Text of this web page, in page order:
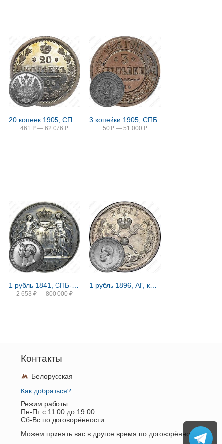
461 ₽ — 62 076 ₽
3 копейки 1905, СПБ
50 ₽ — 51 000 ₽
2 653 ₽ — 800 000 ₽
Контакты
Белорусская
Как добраться?
Режим работы:
Пн-Пт c 11.00 до 19.00
Сб-Вс по договорённости
Можем принять вас в другое время по договорённости.